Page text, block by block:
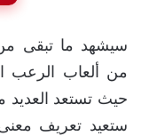
من ألعاب الرعب
حيث تستعد العديد
ستعيد تعريف